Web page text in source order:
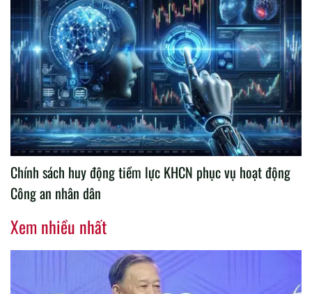
Chính sách huy động tiềm lực KHCN phục vụ hoạt động
Công an nhân dân
Xem nhiều nhất